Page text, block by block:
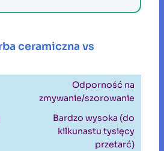
ceramiczna vs
Odporność na
zmywanie/szorowanie
Bardzo wysoka (do
kilkunastu tysięcy
przetarć)